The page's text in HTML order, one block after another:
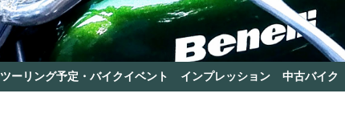
ツーリング予定・バイクイベント インプレッション 中古バイク